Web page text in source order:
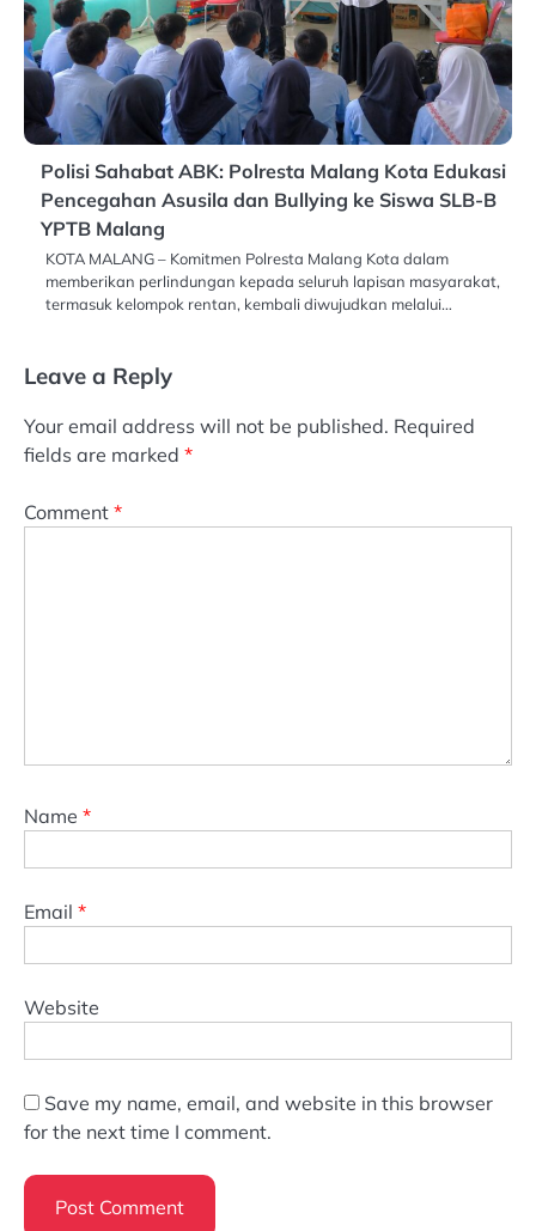
Polisi Sahabat ABK: Polresta Malang Kota Edukasi
Pencegahan Asusila dan Bullying ke Siswa SLB-B
YPTB Malang
KOTA MALANG – Komitmen Polresta Malang Kota dalam
memberikan perlindungan kepada seluruh lapisan masyarakat,
termasuk kelompok rentan, kembali diwujudkan melalui…
Leave a Reply
Your email address will not be published. Required
fields are marked *
Comment *
Name *
Email *
Website
Save my name, email, and website in this browser
for the next time I comment.